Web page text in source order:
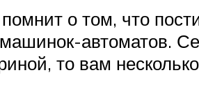
о том, что
автоматов.
то вам